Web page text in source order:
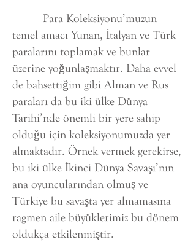
Para Koleksiyonu’muzun
temel amacı Yunan, İtalyan ve Türk
paralarını toplamak ve bunlar
üzerine yoğunlaşmaktır. Daha evvel
de bahsettiğim gibi Alman ve Rus
paraları da bu iki ülke Dünya
Tarihi’nde önemli bir yere sahip
olduğu için koleksiyonumuzda yer
almaktadır. Örnek vermek gerekirse,
bu iki ülke İkinci Dünya Savaşı’nın
ana oyuncularından olmuş ve
Türkiye bu savaşta yer almamasına
ragmen aile büyüklerimiz bu dönem
oldukça etkilenmiştir.